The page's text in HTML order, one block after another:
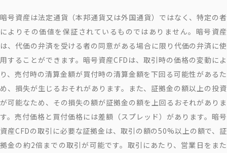
暗号資産は法定通貨（本邦通貨又は外国通貨）ではなく、特定の者
によりその価値を保証されているものではありません。暗号資産
は、代価の弁済を受ける者の同意がある場合に限り代価の弁済に使
用することができます。暗号資産CFDは、取引時の価格の変動によ
り、売付時の清算金額が買付時の清算金額を下回る可能性があるた
め、損失が生じるおそれがあります。また、証拠金の額以上の投資
が可能なため、その損失の額が証拠金の額を上回るおそれがありま
す。売付価格と買付価格には差額（スプレッド）があります。暗号
資産CFDの取引に必要な証拠金は、取引の額の50%以上の額で、証
拠金の約2倍までの取引が可能です。取引にあたり、営業日をまた